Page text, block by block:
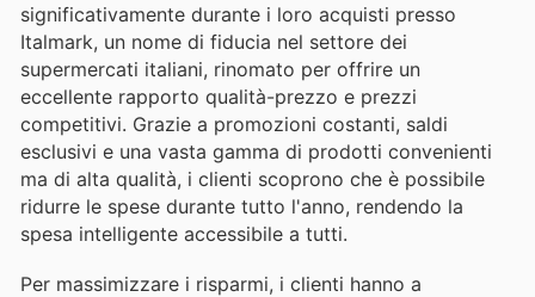
significativamente durante i loro acquisti presso
Italmark, un nome di fiducia nel settore dei
supermercati italiani, rinomato per offrire un
eccellente rapporto qualità-prezzo e prezzi
competitivi. Grazie a promozioni costanti, saldi
esclusivi e una vasta gamma di prodotti convenienti
ma di alta qualità, i clienti scoprono che è possibile
ridurre le spese durante tutto l'anno, rendendo la
spesa intelligente accessibile a tutti.
Per massimizzare i risparmi, i clienti hanno a